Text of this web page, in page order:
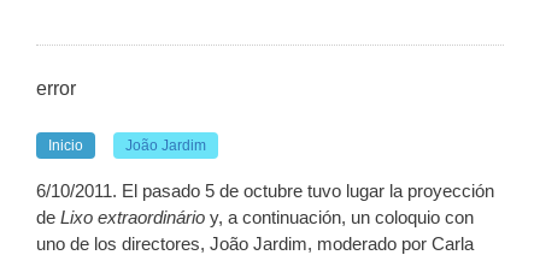
error
Inicio João Jardim
6/10/2011. El pasado 5 de octubre tuvo lugar la proyección
de Lixo extraordinário y, a continuación, un coloquio con
uno de los directores, João Jardim, moderado por Carla